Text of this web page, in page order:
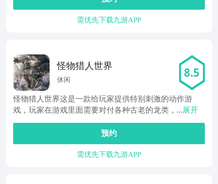
需优先下载九游APP
怪物猎人世界
休闲 8.5
怪物猎人世界这是一款给玩家提供特别刺激的动作游
戏，玩家在游戏里面需要对付各种古老的龙类，...展开
预约
需优先下载九游APP